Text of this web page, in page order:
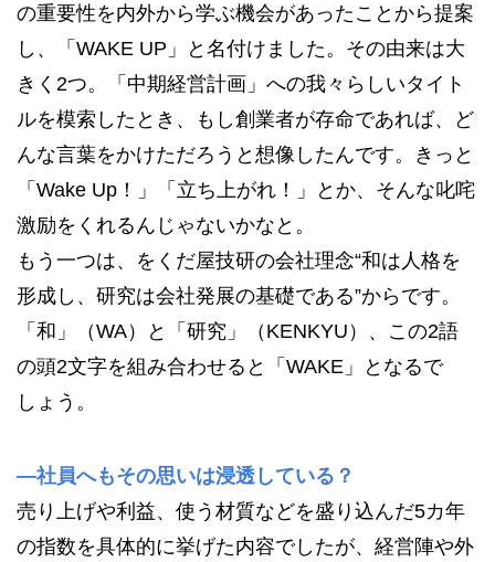
の重要性を内外から学ぶ機会があったことから提案
し、「WAKE UP」と名付けました。その由来は大
きく2つ。「中期経営計画」への我々らしいタイト
ルを模索したとき、もし創業者が存命であれば、ど
んな言葉をかけただろうと想像したんです。きっと
「Wake Up！」「立ち上がれ！」とか、そんな叱咤
激励をくれるんじゃないかなと。
もう一つは、をくだ屋技研の会社理念“和は人格を
形成し、研究は会社発展の基礎である”からです。
「和」（WA）と「研究」（KENKYU）、この2語
の頭2文字を組み合わせると「WAKE」となるで
しょう。
—社員へもその思いは浸透している？
売り上げや利益、使う材質などを盛り込んだ5カ年
の指数を具体的に挙げた内容でしたが、経営陣や外